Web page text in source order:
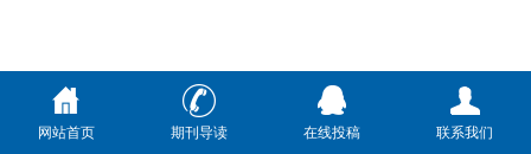
网站首页 期刊导读 在线投稿 联系我们